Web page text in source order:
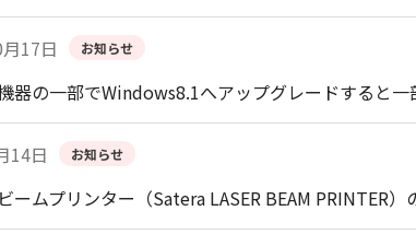
17日 お知らせ
器の一部でWindows8.1へアップグレードすると
14日 お知らせ
ームプリンター（Satera LASER BEAM PRINTER